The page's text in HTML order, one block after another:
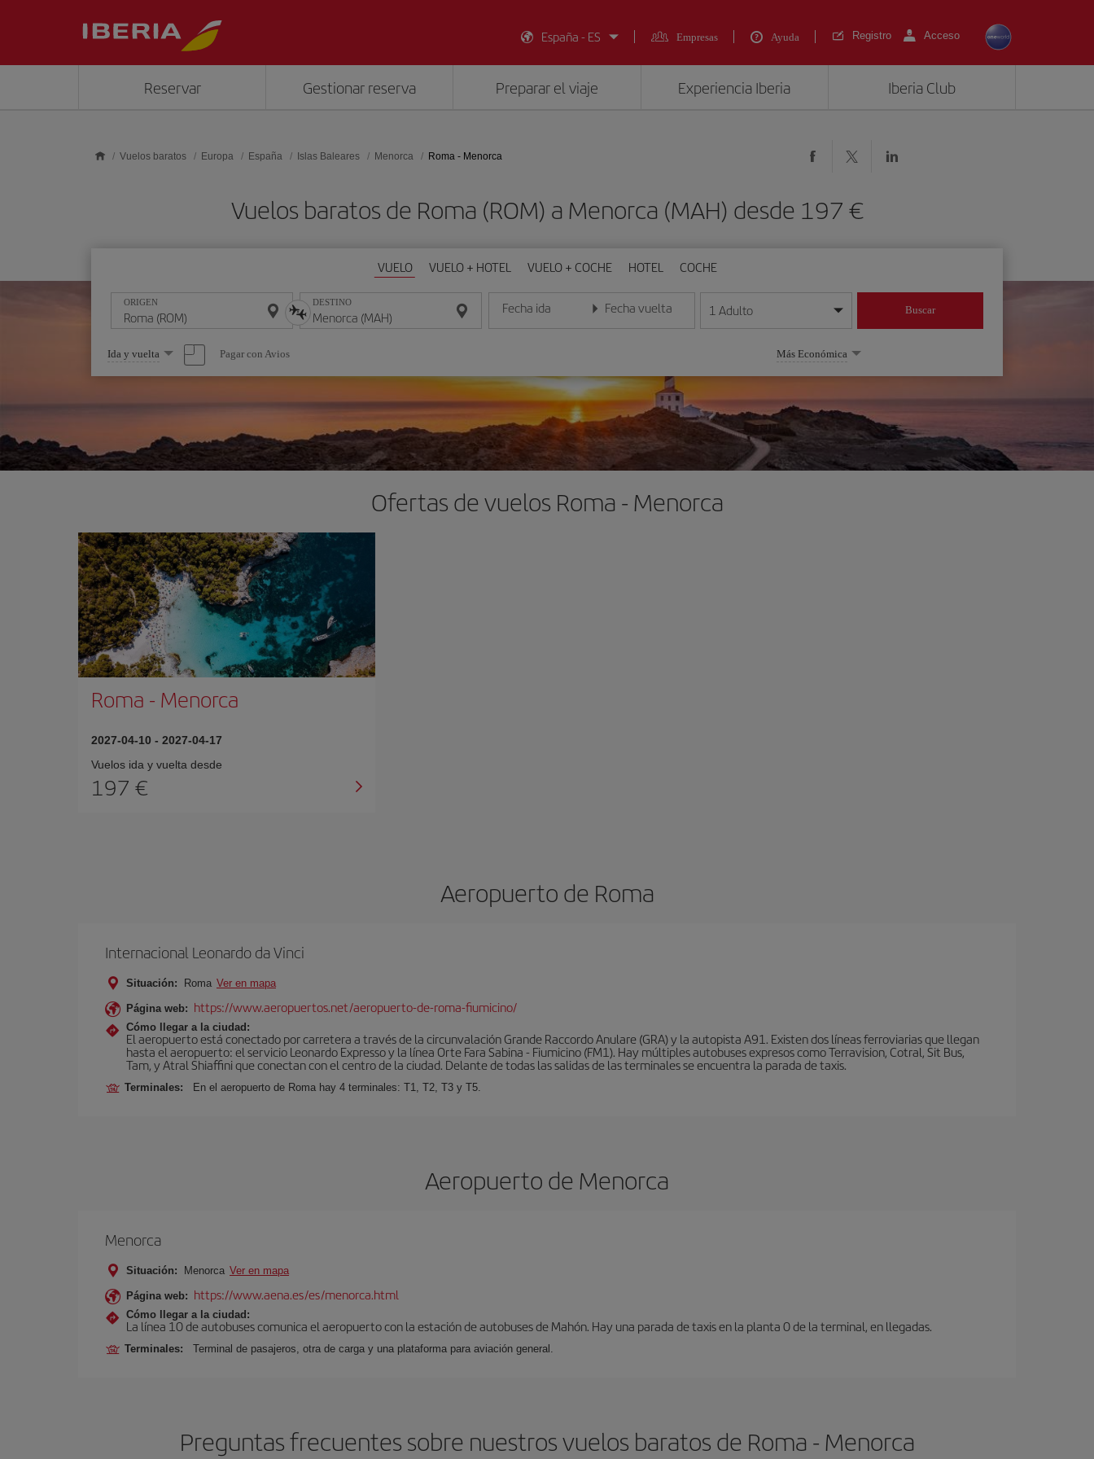
España - ES
Empresas Ayuda Registro Acceso
Reservar Gestionar reserva Preparar el viaje Experiencia Iberia Iberia Club
Vuelos baratos Europa España Islas Baleares Menorca Roma - Menorca
Vuelos baratos de Roma (ROM) a Menorca (MAH) desde 197 €
VUELO VUELO + HOTEL VUELO + COCHE HOTEL COCHE
ORIGEN DESTINO Fecha ida
Introduce la fecha en formato día/mes/año
Fecha vuelta
Introduce la fecha en formato día/mes/año
1 Adulto Buscar
Seleccione
una
opción
Ida y vuelta Pagar con Avios Más Económica
Ofertas de vuelos Roma - Menorca
Roma - Menorca
2027-04-10 - 2027-04-17
Vuelos ida y vuelta desde
197 €
Aeropuerto de Roma
Internacional Leonardo da Vinci
Situación: Roma Ver en mapa
Página web: https://www.aeropuertos.net/aeropuerto-de-roma-fiumicino/
Cómo llegar a la ciudad:
El aeropuerto está conectado por carretera a través de la circunvalación Grande Raccordo Anulare (GRA) y la autopista A91. Existen dos líneas ferroviarias que llegan
hasta el aeropuerto: el servicio Leonardo Expresso y la línea Orte Fara Sabina - Fiumicino (FM1). Hay múltiples autobuses expresos como Terravision, Cotral, Sit Bus,
Tam, y Atral Shiaffini que conectan con el centro de la ciudad. Delante de todas las salidas de las terminales se encuentra la parada de taxis.
Terminales: En el aeropuerto de Roma hay 4 terminales: T1, T2, T3 y T5.
Aeropuerto de Menorca
Menorca
Situación: Menorca Ver en mapa
Página web: https://www.aena.es/es/menorca.html
Cómo llegar a la ciudad:
La línea 10 de autobuses comunica el aeropuerto con la estación de autobuses de Mahón. Hay una parada de taxis en la planta 0 de la terminal, en llegadas.
Terminales: Terminal de pasajeros, otra de carga y una plataforma para aviación general.
Preguntas frecuentes sobre nuestros vuelos baratos de Roma - Menorca